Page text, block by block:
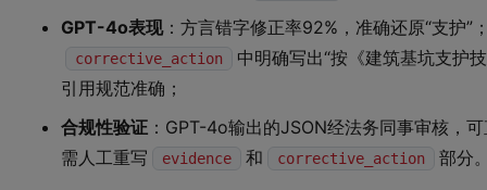
GPT-4o表现：方言错字修正率92%，准确还原“支护”
corrective_action
中明确写出“按《建筑基坑支护
引用规范准确；
合规性验证 ：GPT-4o输出的JSON经法务同事审核，
需人工重写
evidence 和 corrective_action 部分